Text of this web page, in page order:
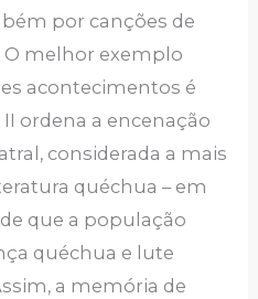
por canções de
melhor exemplo
acontecimentos é
ordena a encenação
considerada a mais
quéchua – em
que a população
quéchua e lute
a memória de